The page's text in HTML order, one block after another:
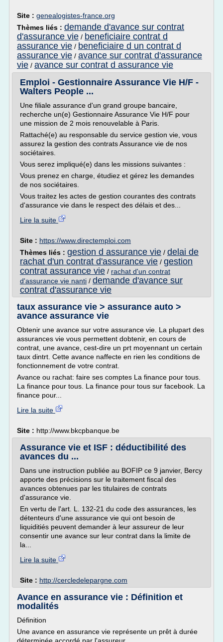
Site : genealogistes-france.org
Thèmes liés : demande d'avance sur contrat
d'assurance vie / beneficiaire contrat d
assurance vie / beneficiaire d un contrat d
assurance vie / avance sur contrat d'assurance
vie / avance sur contrat d assurance vie
Emploi - Gestionnaire Assurance Vie H/F -
Walters People ...
Une filiale assurance d'un grand groupe bancaire,
recherche un(e) Gestionnaire Assurance Vie H/F pour
une mission de 2 mois renouvelable à Paris.
Rattaché(e) au responsable du service gestion vie, vous
assurez la gestion des contrats Assurance vie de nos
sociétaires.
Vous serez impliqué(e) dans les missions suivantes :
Vous prenez en charge, étudiez et gérez les demandes
de nos sociétaires.
Vous traitez les actes de gestion courantes des contrats
d'assurance vie dans le respect des délais et des...
Lire la suite
Site : https://www.directemploi.com
Thèmes liés : gestion d assurance vie / delai de
rachat d'un contrat d'assurance vie / gestion
contrat assurance vie / rachat d'un contrat
d'assurance vie nanti / demande d'avance sur
contrat d'assurance vie
taux assurance vie > assurance auto >
avance assurance vie
Obtenir une avance sur votre assurance vie. La plupart des
assurances vie vous permettent dobtenir, en cours de
contrat, une avance, cest-dire un prt moyennant un certain
taux dintrt. Cette avance naffecte en rien les conditions de
fonctionnement de votre contrat.
Avance ou rachat: faire ses comptes La finance pour tous.
La finance pour tous. La finance pour tous sur facebook. La
finance pour...
Lire la suite
Site : http://www.bkcpbanque.be
Assurance vie et ISF : déductibilité des
avances du ...
Dans une instruction publiée au BOFIP ce 9 janvier, Bercy
apporte des précisions sur le traitement fiscal des
avances obtenues par les titulaires de contrats
d'assurance vie.
En vertu de l'art. L. 132-21 du code des assurances, les
détenteurs d'une assurance vie qui ont besoin de
liquiditiés peuvent demander à leur assureur de leur
consentir une avance sur leur contrat dans la limite de
la...
Lire la suite
Site : http://cercledelepargne.com
Avance en assurance vie : Définition et
modalités
Définition
Une avance en assurance vie représente un prêt à durée